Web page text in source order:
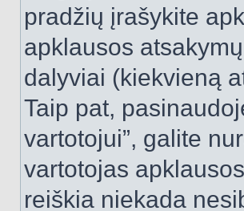
pradžių įrašykite
apklausos
dalyviai (kiekvieną
Taip pat,
vartotojui”, galite
vartotojas
reiškia niekada